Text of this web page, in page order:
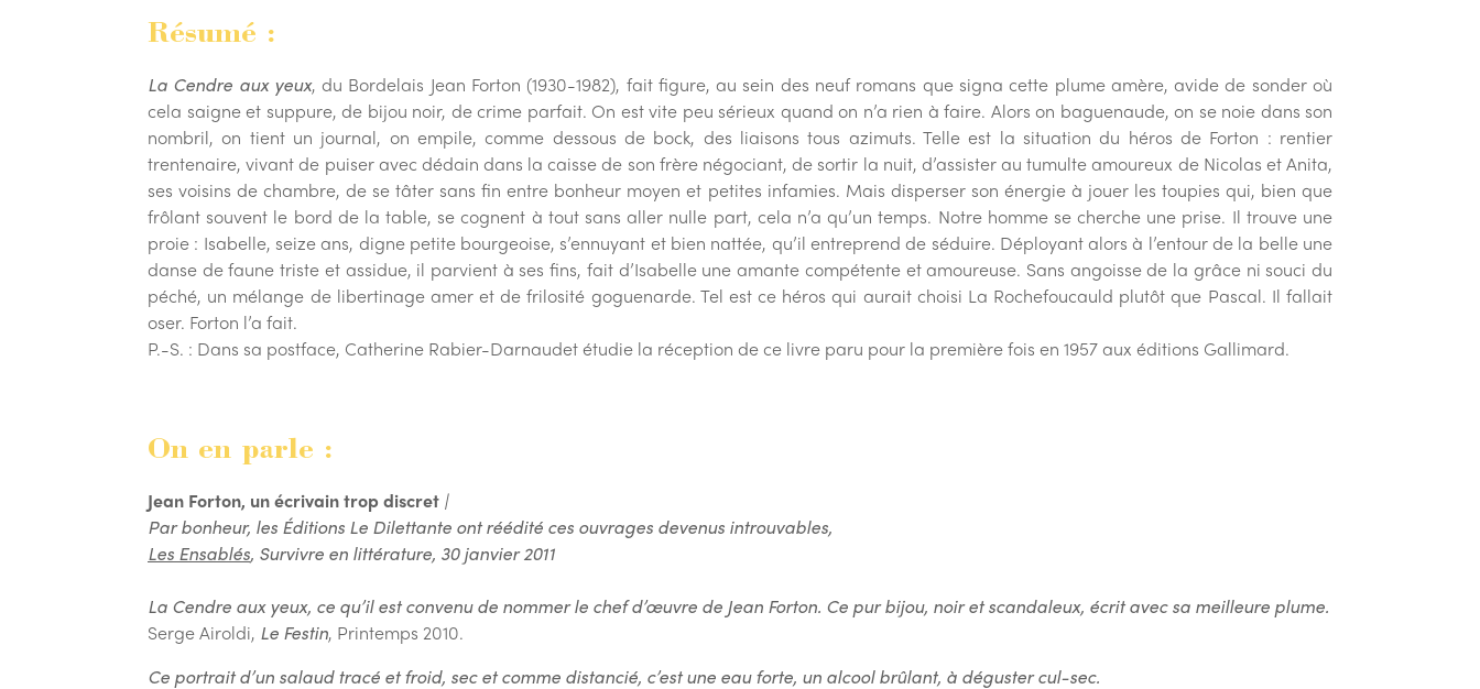
Résumé :
La Cendre aux yeux, du Bordelais Jean Forton (1930-1982), fait figure, au sein des neuf romans que signa cette plume amère, avide de sonder où
cela saigne et suppure, de bijou noir, de crime parfait. On est vite peu sérieux quand on n’a rien à faire. Alors on baguenaude, on se noie dans son
nombril, on tient un journal, on empile, comme dessous de bock, des liaisons tous azimuts. Telle est la situation du héros de Forton : rentier
trentenaire, vivant de puiser avec dédain dans la caisse de son frère négociant, de sortir la nuit, d’assister au tumulte amoureux de Nicolas et Anita,
ses voisins de chambre, de se tâter sans fin entre bonheur moyen et petites infamies. Mais disperser son énergie à jouer les toupies qui, bien que
frôlant souvent le bord de la table, se cognent à tout sans aller nulle part, cela n’a qu’un temps. Notre homme se cherche une prise. Il trouve une
proie : Isabelle, seize ans, digne petite bourgeoise, s’ennuyant et bien nattée, qu’il entreprend de séduire. Déployant alors à l’entour de la belle une
danse de faune triste et assidue, il parvient à ses fins, fait d’Isabelle une amante compétente et amoureuse. Sans angoisse de la grâce ni souci du
péché, un mélange de libertinage amer et de frilosité goguenarde. Tel est ce héros qui aurait choisi La Rochefoucauld plutôt que Pascal. Il fallait
oser. Forton l’a fait.
P.-S. : Dans sa postface, Catherine Rabier-Darnaudet étudie la réception de ce livre paru pour la première fois en 1957 aux éditions Gallimard.
On en parle :
Jean Forton, un écrivain trop discret |
Par bonheur, les Éditions Le Dilettante ont réédité ces ouvrages devenus introuvables,
Les Ensablés, Survivre en littérature, 30 janvier 2011
La Cendre aux yeux, ce qu’il est convenu de nommer le chef d’œuvre de Jean Forton. Ce pur bijou, noir et scandaleux, écrit avec sa meilleure plume.
Serge Airoldi, Le Festin, Printemps 2010.
Ce portrait d’un salaud tracé et froid, sec et comme distancié, c’est une eau forte, un alcool brûlant, à déguster cul-sec.